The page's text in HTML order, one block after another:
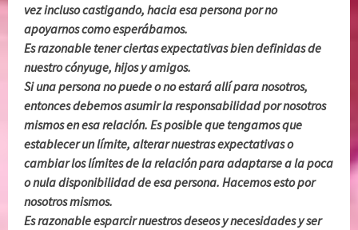
vez incluso castigando, hacia esa persona por no
apoyarnos como esperábamos.
Es razonable tener ciertas expectativas bien definidas de
nuestro cónyuge, hijos y amigos.
Si una persona no puede o no estará allí para nosotros,
entonces debemos asumir la responsabilidad por nosotros
mismos en esa relación. Es posible que tengamos que
establecer un límite, alterar nuestras expectativas o
cambiar los límites de la relación para adaptarse a la poca
o nula disponibilidad de esa persona. Hacemos esto por
nosotros mismos.
Es razonable esparcir nuestros deseos y necesidades y ser